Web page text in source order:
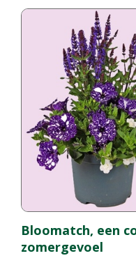
Bloomatch, een
zomergevoel